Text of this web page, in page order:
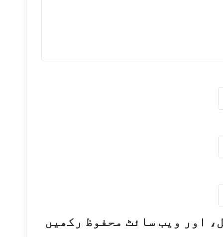
اور ویب سائٹ محفوظ رکھیں